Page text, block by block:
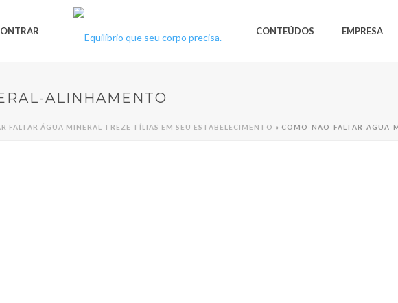
CONTEÚDOS EMPRESA
ALINHAMENTO
FALTAR ÁGUA MINERAL TREZE TÍLIAS EM SEU ESTABELECIMENTO » COMO-NAO-FALTAR-AGUA-